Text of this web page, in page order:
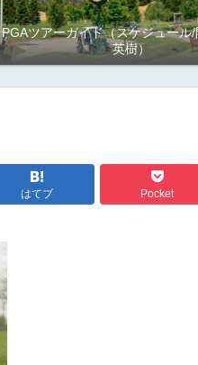
PGAツアーガイド（スケジュール
英樹）
はてブ Pocket